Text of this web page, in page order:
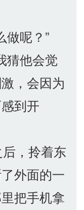
做呢？”
猜他会觉
，会因为
到开
，拎着东
外面的一
把手机拿